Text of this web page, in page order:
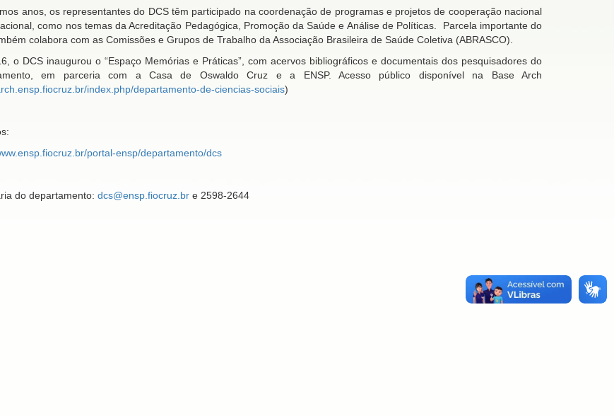
anos, os representantes do DCS têm participado na coordenação de programas e projetos de cooperação nacional
como nos temas da Acreditação Pedagógica, Promoção da Saúde e Análise de Políticas. Parcela importante do
colabora com as Comissões e Grupos de Trabalho da Associação Brasileira de Saúde Coletiva (ABRASCO).
o DCS inaugurou o “Espaço Memórias e Práticas”, com acervos bibliográficos e documentais dos pesquisadores do
em parceria com a Casa de Oswaldo Cruz e a ENSP. Acesso público disponível na Base Arch
index.php/departamento-de-ciencias-sociais)
portal-ensp/departamento/dcs
do departamento: dcs@ensp.fiocruz.br e 2598-2644